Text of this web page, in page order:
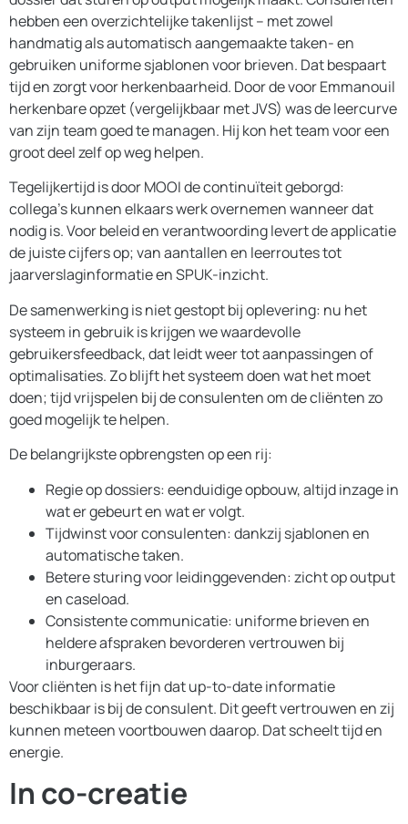
hebben een overzichtelijke takenlijst – met zowel
handmatig als automatisch aangemaakte taken- en
gebruiken uniforme sjablonen voor brieven. Dat bespaart
tijd en zorgt voor herkenbaarheid. Door de voor Emmanouil
herkenbare opzet (vergelijkbaar met JVS) was de leercurve
van zijn team goed te managen. Hij kon het team voor een
groot deel zelf op weg helpen.
Tegelijkertijd is door MOOI de continuïteit geborgd:
collega’s kunnen elkaars werk overnemen wanneer dat
nodig is. Voor beleid en verantwoording levert de applicatie
de juiste cijfers op; van aantallen en leerroutes tot
jaarverslaginformatie en SPUK-inzicht.
De samenwerking is niet gestopt bij oplevering: nu het
systeem in gebruik is krijgen we waardevolle
gebruikersfeedback, dat leidt weer tot aanpassingen of
optimalisaties. Zo blijft het systeem doen wat het moet
doen; tijd vrijspelen bij de consulenten om de cliënten zo
goed mogelijk te helpen.
De belangrijkste opbrengsten op een rij:
Regie op dossiers: eenduidige opbouw, altijd inzage in
wat er gebeurt en wat er volgt.
Tijdwinst voor consulenten: dankzij sjablonen en
automatische taken.
Betere sturing voor leidinggevenden: zicht op output
en caseload.
Consistente communicatie: uniforme brieven en
heldere afspraken bevorderen vertrouwen bij
inburgeraars.
Voor cliënten is het fijn dat up-to-date informatie
beschikbaar is bij de consulent. Dit geeft vertrouwen en zij
kunnen meteen voortbouwen daarop. Dat scheelt tijd en
energie.
In co-creatie